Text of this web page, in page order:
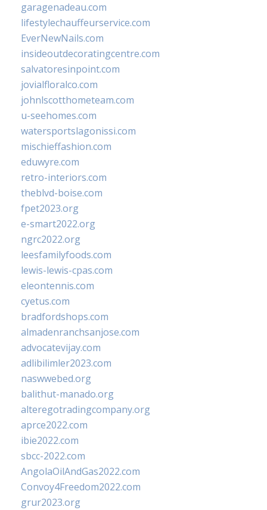
garagenadeau.com
lifestylechauffeurservice.com
EverNewNails.com
insideoutdecoratingcentre.com
salvatoresinpoint.com
jovialfloralco.com
johnlscotthometeam.com
u-seehomes.com
watersportslagonissi.com
mischieffashion.com
eduwyre.com
retro-interiors.com
theblvd-boise.com
fpet2023.org
e-smart2022.org
ngrc2022.org
leesfamilyfoods.com
lewis-lewis-cpas.com
eleontennis.com
cyetus.com
bradfordshops.com
almadenranchsanjose.com
advocatevijay.com
adlibilimler2023.com
naswwebed.org
balithut-manado.org
alteregotradingcompany.org
aprce2022.com
ibie2022.com
sbcc-2022.com
AngolaOilAndGas2022.com
Convoy4Freedom2022.com
grur2023.org